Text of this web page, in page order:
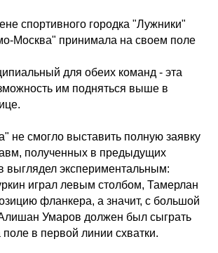
спортивного городка "Лужники"
Москва" принимала на своем поле
для обеих команд - эта
им подняться выше в
не смогло выставить полную заявку
полученных в предыдущих
выглядел экспериментальным:
играл левым столбом, Тамерлан
фланкера, а значит, с большой
Умаров должен был сыграть
в первой линии схватки.